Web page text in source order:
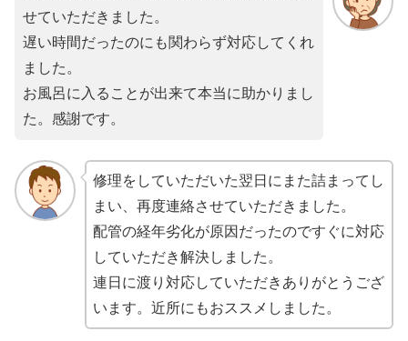
せていただきました。
遅い時間だったのにも関わらず対応してくれ
ました。
お風呂に入ることが出来て本当に助かりまし
た。感謝です。
修理をしていただいた翌日にまた詰まってし
まい、再度連絡させていただきました。
配管の経年劣化が原因だったのですぐに対応
していただき解決しました。
連日に渡り対応していただきありがとうござ
います。近所にもおススメしました。